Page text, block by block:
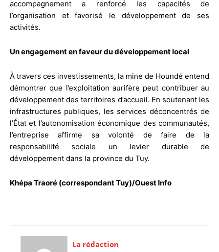
accompagnement a renforcé les capacités de
l’organisation et favorisé le développement de ses
activités.
Un engagement en faveur du développement local
À travers ces investissements, la mine de Houndé entend
démontrer que l’exploitation aurifère peut contribuer au
développement des territoires d’accueil. En soutenant les
infrastructures publiques, les services déconcentrés de
l’État et l’autonomisation économique des communautés,
l’entreprise affirme sa volonté de faire de la
responsabilité sociale un levier durable de
développement dans la province du Tuy.
Khépa Traoré (correspondant Tuy)/Ouest Info
La rédaction